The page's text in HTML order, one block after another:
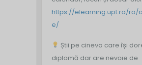
https://elearning.upt.ro/ro/
e/
Știi pe cineva care își
diplomă dar are nevoie de